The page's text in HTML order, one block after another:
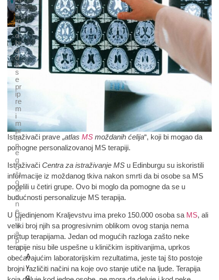
Istraživači prave „atlas MS moždanih ćelija“, koji bi mogao da
pomogne personalizovanoj MS terapiji.
Istraživači Centra za istraživanje MS u Edinburgu su iskoristili
informacije iz moždanog tkiva nakon smrti da bi osobe sa MS
podelili u četiri grupe. Ovo bi moglo da pomogne da se u
budućnosti personalizuje MS terapija.
U Ujedinjenom Kraljevstvu ima preko 150.000 osoba sa MS, ali
veliki broj njih sa progresivnim oblikom ovog stanja nema
pristup terapijama. Jedan od mogućih razloga zašto neke
terapije nisu bile uspešne u kliničkim ispitivanjima, uprkos
obećavajućim laboratorijskim rezultatima, jeste taj što postoje
brojni različiti načini na koje ovo stanje utiče na ljude. Terapija
or
a
m
d
o
br
o
d
a
s
e
pr
ip
re
m
i
m
pr
e
n
e
g
o
št
o
kr
e
n
e
m
n
a
p
ut
A
v
g